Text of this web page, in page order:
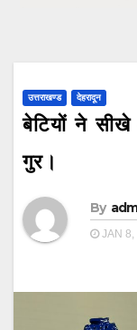
उत्तराखण्ड देहरादून
बेटियों ने सीखे
गुर।
By
JAN 8,